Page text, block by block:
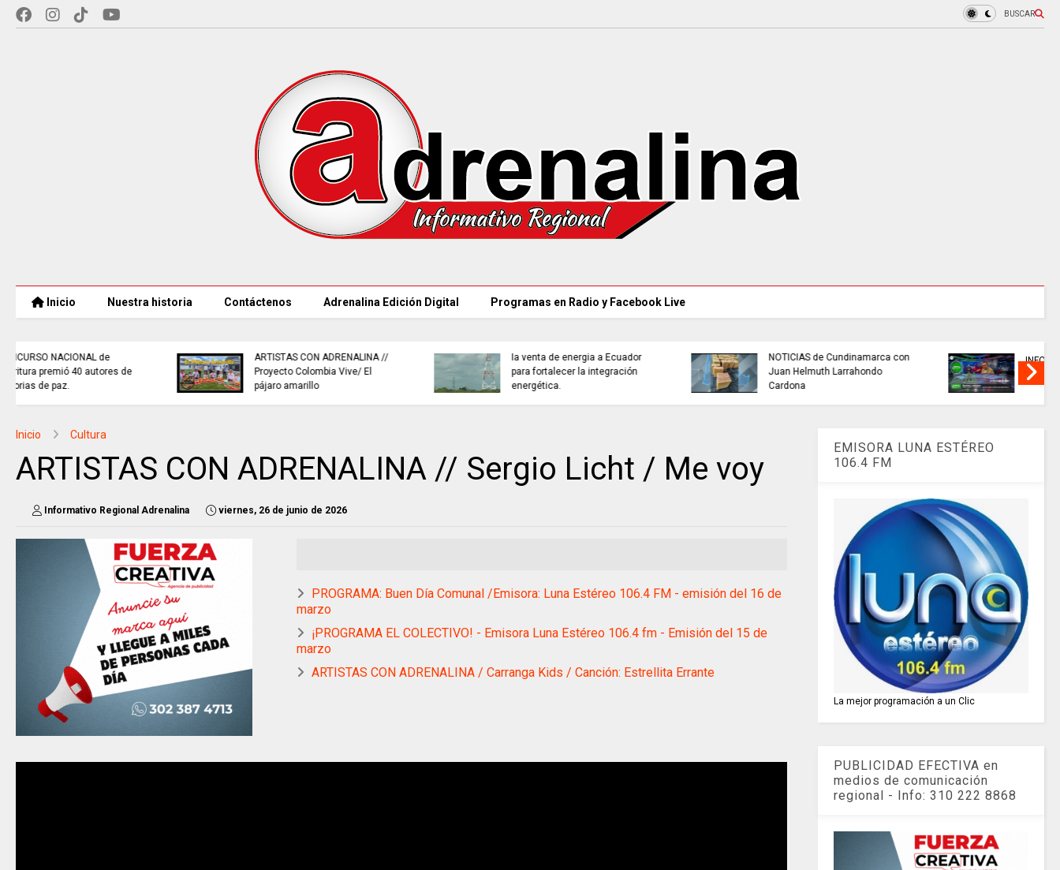
BUSCAR
Inicio Nuestra historia Contáctenos Adrenalina Edición Digital Programas en Radio y Facebook Live
la venta de energía a Ecuador
para fortalecer la integración
NOTICIAS de Cundinamarca con
Juan Helmuth Larrahondo
INFORMACIÓN internacional
buscan mejorar la calidad del
agua que consumen miles de
familias en Cundinamarca.
Inicio Cultura
ARTISTAS CON ADRENALINA // Sergio Licht / Me voy
Informativo Regional Adrenalina viernes, 26 de junio de 2026
PROGRAMA: Buen Día Comunal /Emisora: Luna Estéreo 106.4 FM - emisión del 16 de
marzo
¡PROGRAMA EL COLECTIVO! - Emisora Luna Estéreo 106.4 fm - Emisión del 15 de
marzo
ARTISTAS CON ADRENALINA / Carranga Kids / Canción: Estrellita Errante
EMISORA LUNA ESTÉREO
106.4 FM
La mejor programación a un Clic
PUBLICIDAD EFECTIVA en
medios de comunicación
regional - Info: 310 222 8868